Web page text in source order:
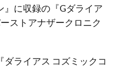
』に収録の『Gダライア
ストアナザークロニク
ライアス コズミックコ